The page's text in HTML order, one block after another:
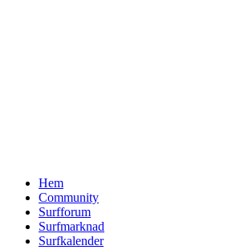
Hem
Community
Surfforum
Surfmarknad
Surfkalender